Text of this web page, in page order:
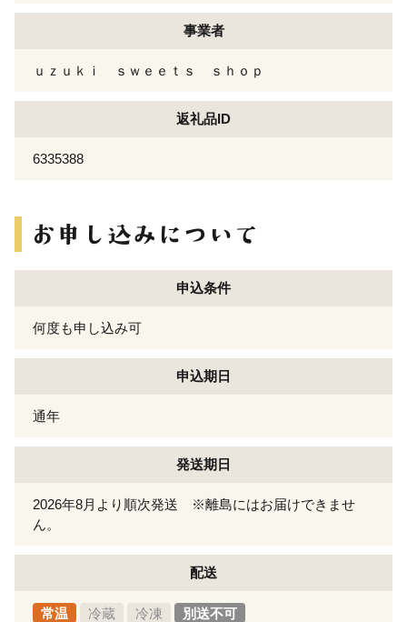
事業者
ｕｚｕｋｉ ｓｗｅｅｔｓ ｓｈｏｐ
返礼品ID
6335388
申込条件
何度も申し込み可
申込期日
通年
発送期日
2026年8月より順次発送 ※離島にはお届けできませ
ん。
配送
常温 冷蔵 冷凍 別送不可